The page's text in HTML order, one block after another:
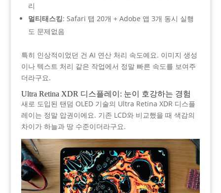
리
멀티태스킹: Safari 탭 20개 + Adobe 앱 3개 동시 실행
도 문제없음
특히 인상적이었던 건 AI 연산 처리 속도예요. 이미지 생성
이나 텍스트 처리 같은 작업에서 정말 빠른 속도를 보여주
더라구요.
Ultra Retina XDR 디스플레이: 눈이 호강하는 경험
새로 도입된 탠덤 OLED 기술의 Ultra Retina XDR 디스플
레이는 정말 압권이에요. 기존 LCD와 비교했을 때 색감의
차이가 하늘과 땅 수준이더라구요.